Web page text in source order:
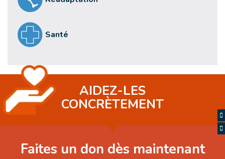
Santé
AIDEZ-LES
CONCRÈTEMENT
Faites un don dès maintenant